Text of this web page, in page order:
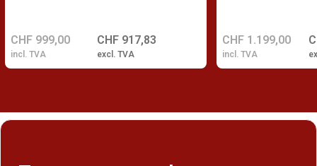
CHF 917,83
excl. TVA
CHF 999,00
incl. TVA
CHF 1.199,00
incl. TVA